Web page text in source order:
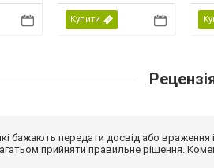
Купити
бажають передати досвід або
прийняти правильне рішення.